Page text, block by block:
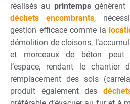
réalisés au printempsgénèrent
déchets
encombrants,
gestion efficace comme la
démolition de cloisons,
et morceaux de béton peut
l’espace, rendant le chantier
remplacement des sols
produit également des